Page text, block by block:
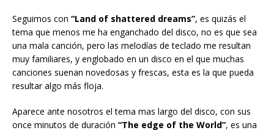
Seguimos con “Land of shattered dreams”, es quizás el
tema que menos me ha enganchado del disco, no es que sea
una mala canción, pero las melodías de teclado me resultan
muy familiares, y englobado en un disco en el que muchas
canciones suenan novedosas y frescas, esta es la que pueda
resultar algo más floja.
Aparece ante nosotros el tema mas largo del disco, con sus
once minutos de duración “The edge of the World”, es una